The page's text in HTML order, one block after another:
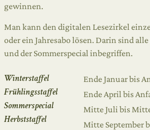
gewinnen.
Man kann den digitalen Lesezirkel
oder ein Jahresabo lösen. Darin sind
und der Sommerspecial inbegriffen.
Winterstaffel
Frühlingsstaffel
Sommerspecial
Herbststaffel
Ende Januar bis
Ende April bis
Mitte Juli bis
Mitte September